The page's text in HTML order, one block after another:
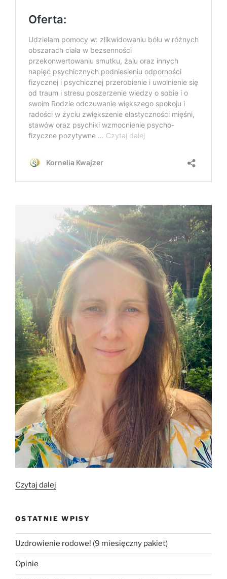
Czytaj dalej
Kwajzer
(Nela)”
OSTATNIE WPISY
Uzdrowienie rodowe! (9 miesięczny pakiet)
Opinie